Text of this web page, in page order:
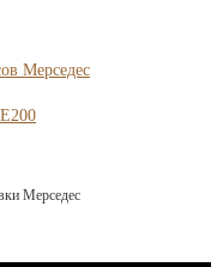
Мерседес
Мерседес